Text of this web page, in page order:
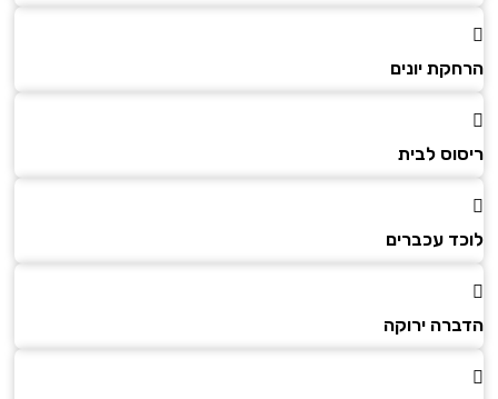
הרחקת יונים
ריסוס לבית
לוכד עכברים
הדברה ירוקה